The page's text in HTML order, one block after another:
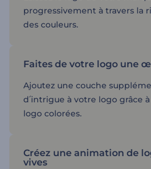
progressivement à travers la
des couleurs.
Faites de votre logo une
Ajoutez une couche
d՛intrigue à votre logo grâce
logo colorées.
Créez une animation de
vives